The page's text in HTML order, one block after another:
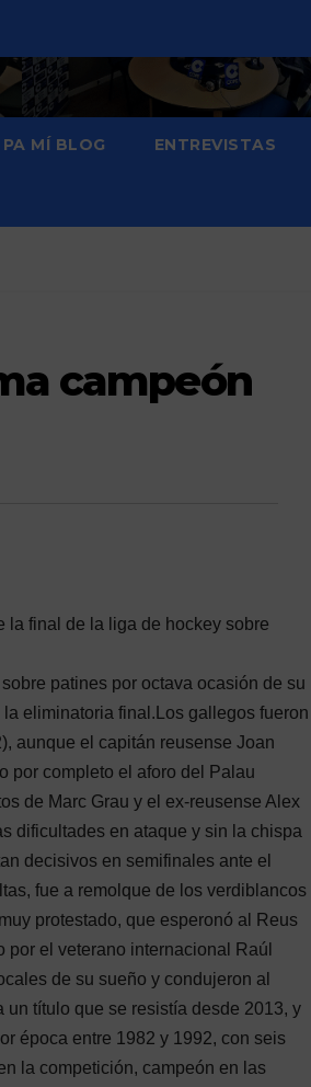
MÍ BLOG ENTREVISTAS
campeón
la final de la liga de hockey sobre
patines por octava ocasión de su
eliminatoria final.Los gallegos fueron
aunque el capitán reusense Joan
por completo el aforo del Palau
de Marc Grau y el ex-reusense Alex
dificultades en ataque y sin la chispa
decisivos en semifinales ante el
fue a remolque de los verdiblancos
protestado, que esperonó al Reus
el veterano internacional Raúl
de su sueño y condujeron al
título que se resistía desde 2013, y
época entre 1982 y 1992, con seis
la competición, campeón en las